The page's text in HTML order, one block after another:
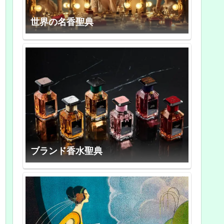
世界の名香聖典
ブランド香水聖典